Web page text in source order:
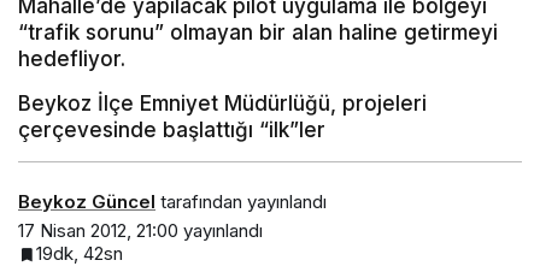
Mahalle’de yapılacak pilot uygulama ile bölgeyi
“trafik sorunu” olmayan bir alan haline getirmeyi
hedefliyor.
Beykoz İlçe Emniyet Müdürlüğü, projeleri
çerçevesinde başlattığı “ilk”ler
Beykoz Güncel tarafından yayınlandı
17 Nisan 2012, 21:00 yayınlandı
19dk, 42sn